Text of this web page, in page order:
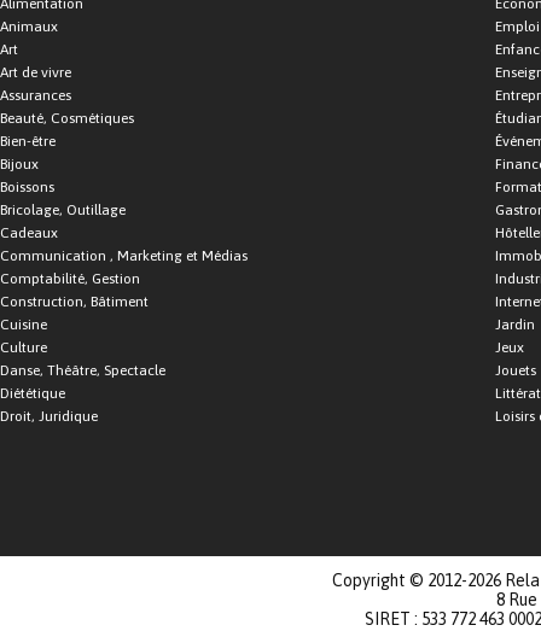
Alimentation
Animaux
Art
Art de vivre
Assurances
Beauté, Cosmétiques
Bien-être
Bijoux
Boissons
Bricolage, Outillage
Cadeaux
Communication , Marketing et Médias
Comptabilité, Gestion
Construction, Bâtiment
Cuisine
Culture
Danse, Théâtre, Spectacle
Diététique
Droit, Juridique
Emploi
Jardin
Jeux
Jouets
Loisirs
Copyright © 2012-2026
8
SIRET : 533 772 463